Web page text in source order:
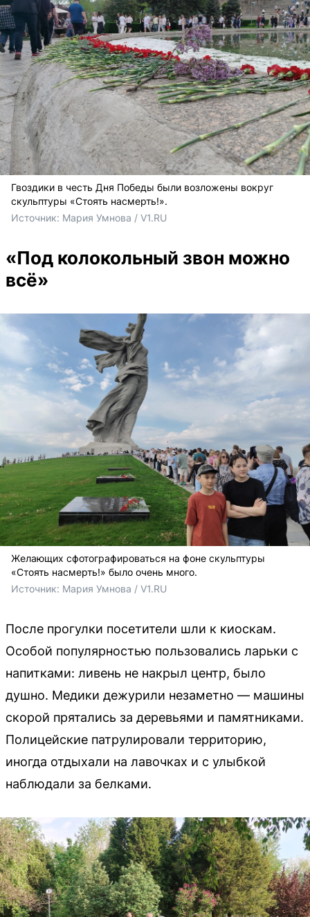
Гвоздики в честь Дня Победы были возложены вокруг
скульптуры «Стоять насмерть!».
Источник: Мария Умнова / V1.RU
«Под колокольный звон можно
всё»
Желающих сфотографироваться на фоне скульптуры
«Стоять насмерть!» было очень много.
Источник: Мария Умнова / V1.RU
После прогулки посетители шли к киоскам.
Особой популярностью пользовались ларьки с
напитками: ливень не накрыл центр, было
душно. Медики дежурили незаметно — машины
скорой прятались за деревьями и памятниками.
Полицейские патрулировали территорию,
иногда отдыхали на лавочках и с улыбкой
наблюдали за белками.